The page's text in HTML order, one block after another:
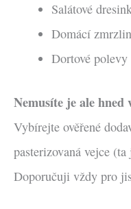
Salátové
Domácí
Dortové polevy
Nemusíte je ale
Vybírejte ověřené
pasterizovaná vejce
Doporučuji vždy pro